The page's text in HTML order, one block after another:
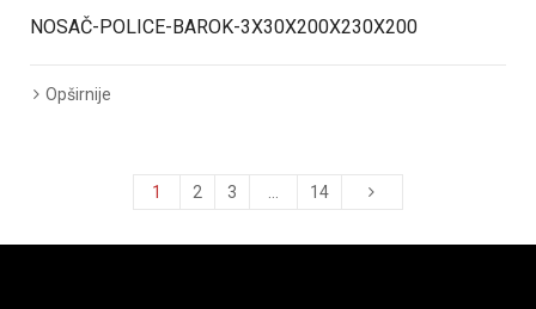
NOSAČ-POLICE-BAROK-3X30X200X230X200
Opširnije
1 2 3 14